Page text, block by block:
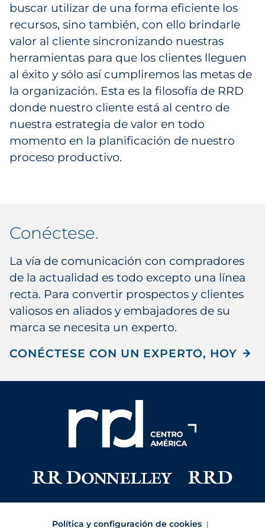
buscar utilizar de una forma eficiente los
recursos, sino también, con ello brindarle
valor al cliente sincronizando nuestras
herramientas para que los clientes lleguen
al éxito y sólo así cumpliremos las metas de
la organización. Esta es la filosofía de RRD
donde nuestro cliente está al centro de
nuestra estrategia de valor en todo
momento en la planificación de nuestro
proceso productivo.
conéctese.
La vía de comunicación con compradores
de la actualidad es todo excepto una línea
recta. Para convertir prospectos y clientes
valiosos en aliados y embajadores de su
marca se necesita un experto.
CONÉCTESE CON UN EXPERTO, HOY
Política y configuración de cookies